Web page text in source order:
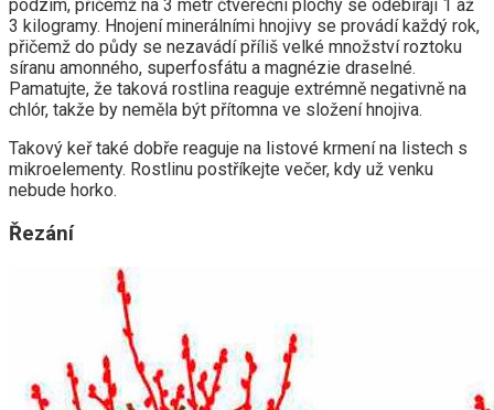
podzim, přičemž na 3 metr čtvereční plochy se odebírají 1 až
3 kilogramy. Hnojení minerálními hnojivy se provádí každý rok,
přičemž do půdy se nezavádí příliš velké množství roztoku
síranu amonného, ​​superfosfátu a magnézie draselné.
Pamatujte, že taková rostlina reaguje extrémně negativně na
chlór, takže by neměla být přítomna ve složení hnojiva.
Takový keř také dobře reaguje na listové krmení na listech s
mikroelementy. Rostlinu postříkejte večer, kdy už venku
nebude horko.
Řezání